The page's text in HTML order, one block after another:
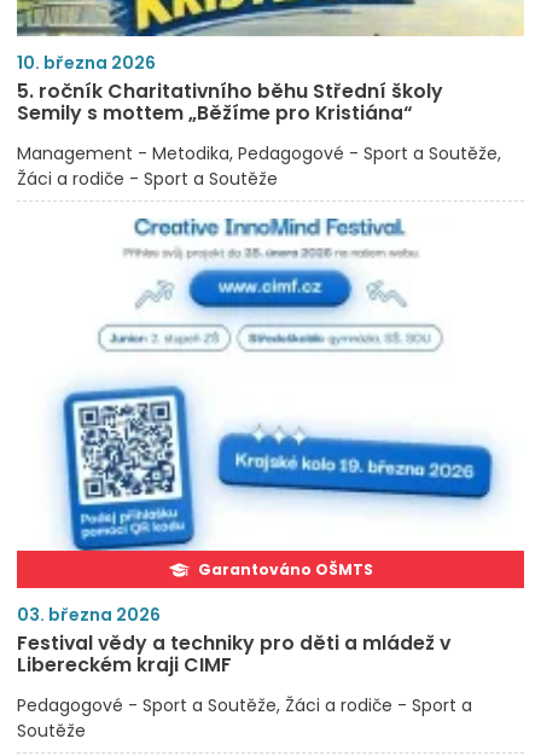
10. března 2026
5. ročník Charitativního běhu Střední školy
Semily s mottem „Běžíme pro Kristiána“
Management - Metodika Pedagogové - Sport a Soutěže
Žáci a rodiče - Sport a Soutěže
Garantováno OŠMTS
03. března 2026
Festival vědy a techniky pro děti a mládež v
Libereckém kraji CIMF
Pedagogové - Sport a Soutěže Žáci a rodiče - Sport a
Soutěže